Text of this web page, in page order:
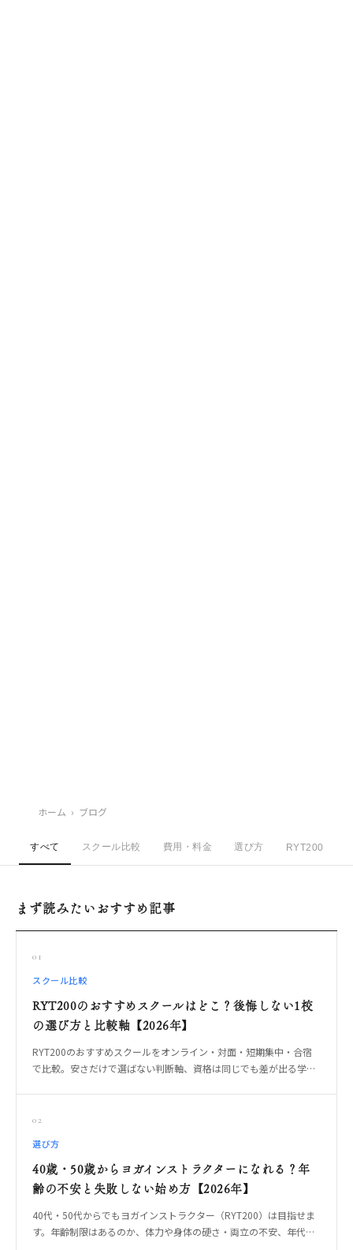
ホーム › ブログ
すべて スクール比較 費用・料金 選び方 RYT200
まず読みたいおすすめ記事
01
スクール比較
RYT200のおすすめスクールはどこ？後悔しない1校
の選び方と比較軸【2026年】
RYT200のおすすめスクールをオンライン・対面・短期集中・合宿
で比較。安さだけで選ばない判断軸、資格は同じでも差が出る学び
02
選び方
40歳・50歳からヨガインストラクターになれる？年
齢の不安と失敗しない始め方【2026年】
40代・50代からでもヨガインストラクター（RYT200）は目指せま
す。年齢制限はあるのか、体力や身体の硬さ・両立の不安、年代だ